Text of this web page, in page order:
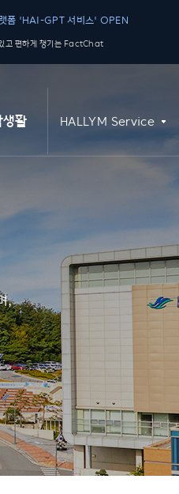
폼 'HAI-GPT 서비스' OPEN
고 편하게 챙기는 FactChat
생활 HALLYM Service
,